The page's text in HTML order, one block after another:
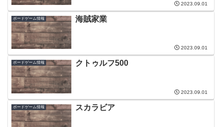
2023.09.01
ボードゲーム情報 海賊家業
2023.09.01
ボードゲーム情報 クトゥルフ500
2023.09.01
ボードゲーム情報 スカラビア